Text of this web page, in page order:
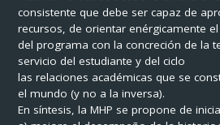
consistente que debe ser capaz de
recursos, de orientar enérgicamente
del programa con la concreción de la
servicio del estudiante y del ciclo
las relaciones académicas que se
el mundo (y no a la inversa).
En síntesis, la MHP se propone de